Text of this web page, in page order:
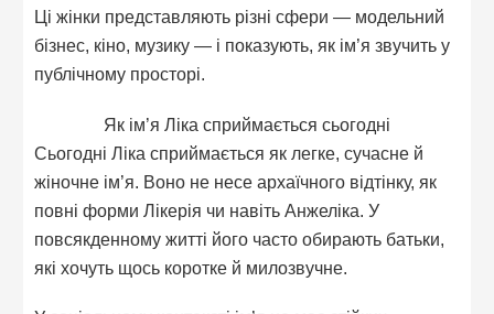
Ці жінки представляють різні сфери — модельний
бізнес, кіно, музику — і показують, як ім’я звучить у
публічному просторі.
Як ім’я Ліка сприймається сьогодні
Сьогодні Ліка сприймається як легке, сучасне й
жіночне ім’я. Воно не несе архаїчного відтінку, як
повні форми Лікерія чи навіть Анжеліка. У
повсякденному житті його часто обирають батьки,
які хочуть щось коротке й милозвучне.